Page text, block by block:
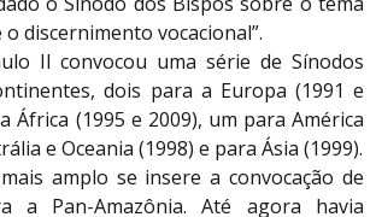
o discernimento vocacional”.
II convocou uma série de Sínodos
dois para a Europa (1991 e
África (1995 e 2009), um para América
e Oceania (1998) e para Ásia (1999).
amplo se insere a convocação de
a Pan-Amazônia. Até agora havia